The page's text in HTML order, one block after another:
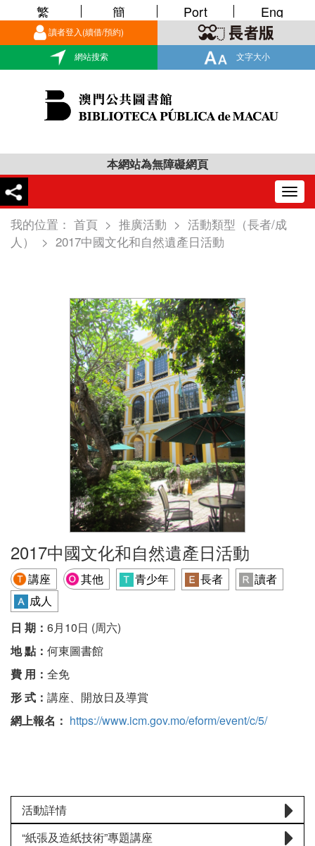
讀者登入(續借/預約)
網站搜索 文字大小
繁 簡 Port Eng
本網站為無障礙網頁
我的位置： 首頁 > 推廣活動 > 活動類型（長者/成
人）
> 2017中國文化和自然遺產日活動
2017中國文化和自然遺產日活動
講座 其他 青少年 長者
讀者
成人
日 期： 6月10日 (周六)
地 點： 何東圖書館
費 用： 全免
形 式： 講座、開放日及導賞
網上報名： https://www.icm.gov.mo/eform/event/c/5/
活動詳情
“紙張及造紙技術”專題講座